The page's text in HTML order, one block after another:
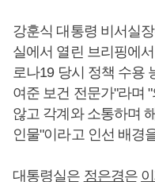
강훈식 대통령 비서실
실에서 열린 브리핑에
로나19 당시 정책 수용
여준 보건 전문가"라며
않고 각계와 소통하며
인물"이라고 인선 배경
대통령실은 정은경은